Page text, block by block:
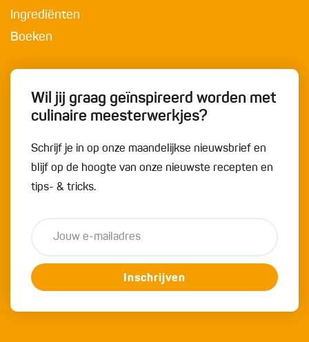
Ingrediënten
Boeken
Wil jij graag geïnspireerd worden met
culinaire meesterwerkjes?
Schrijf je in op onze maandelijkse nieuwsbrief en
blijf op de hoogte van onze nieuwste recepten en
tips- & tricks.
Inschrijven